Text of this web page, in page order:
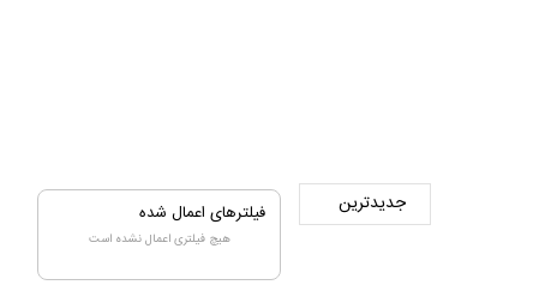
فیلترهای اعمال شده
هیچ فیلتری اعمال نشده است